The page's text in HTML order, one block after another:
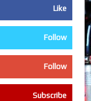
Like
Follow
Follow
Subscribe